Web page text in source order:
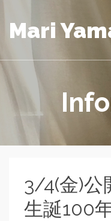
Mari
3/4(金)公
生誕100